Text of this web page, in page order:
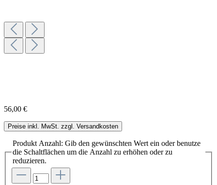
56,00 €
Preise inkl. MwSt. zzgl. Versandkosten
Produkt Anzahl: Gib den gewünschten Wert ein oder benutze
die Schaltflächen um die Anzahl zu erhöhen oder zu
reduzieren.